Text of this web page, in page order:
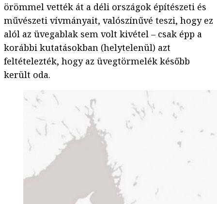
örömmel vették át a déli országok építészeti és
művészeti vívmányait, valószínűvé teszi, hogy ez
alól az üvegablak sem volt kivétel – csak épp a
korábbi kutatásokban (helytelenül) azt
feltételezték, hogy az üvegtörmelék később
került oda.